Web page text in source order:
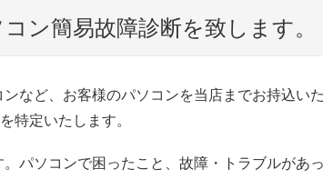
ン簡易故障診断を致します。
など、お客様のパソコンを当店までお持込い
特定いたします。
パソコンで困ったこと、故障・トラブルがあ